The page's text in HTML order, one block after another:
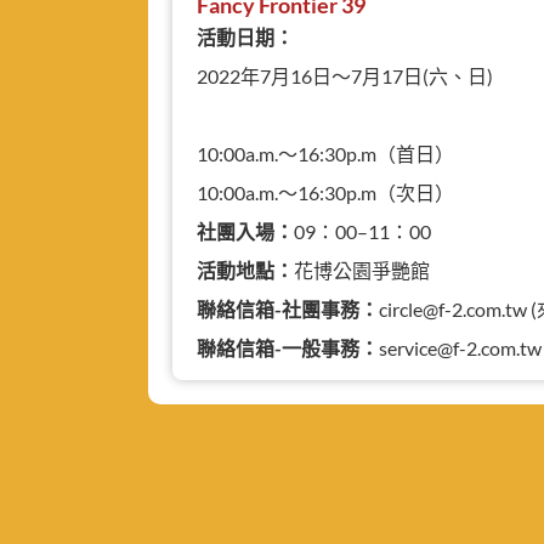
活動日期：
2022年7月16日～7月17日(六、日)
10:00a.m.～16:30p.m（首日）
10:00a.m.～16:30p.m（次日）
社團入場： 09：00–11：00
活動地點： 花博公園爭艷館
聯絡信箱-社團事務： circle@f-2.com.tw
聯絡信箱-一般事務： service@f-2.com.tw